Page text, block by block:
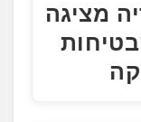
מציגה